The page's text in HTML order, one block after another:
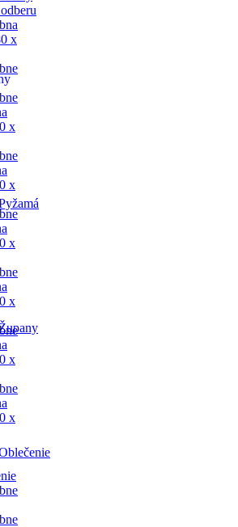
Župany
x
x
x
x
x
x
x